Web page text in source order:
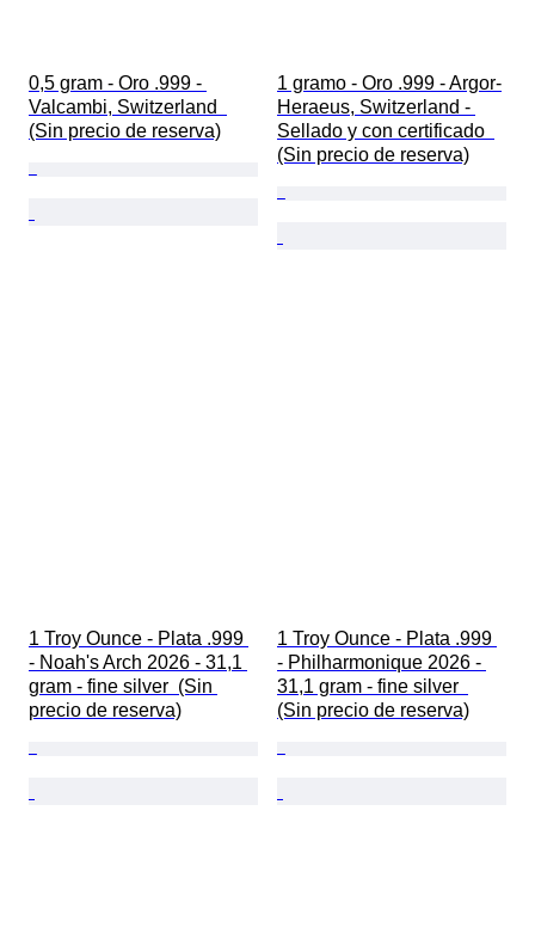
0,5 gram - Oro .999 -
Valcambi, Switzerland
(Sin precio de reserva)
1 gramo - Oro .999 - Argor-
Heraeus, Switzerland -
Sellado y con certificado
(Sin precio de reserva)
1 Troy Ounce - Plata .999
- Noah's Arch 2026 - 31,1
gram - fine silver  (Sin
precio de reserva)
1 Troy Ounce - Plata .999
- Philharmonique 2026 -
31,1 gram - fine silver
(Sin precio de reserva)